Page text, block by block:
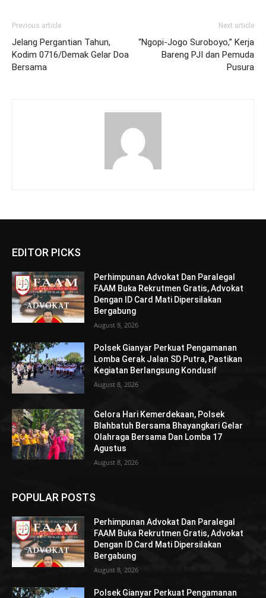
Previous article
Jelang Pergantian Tahun,
Kodim 0716/Demak Gelar Doa
Bersama
Next article
“Ngopi-Jogo Suroboyo,” Kerja
Bareng PJI dan Pemuda
Pusura
EDITOR PICKS
Perhimpunan Advokat Dan Paralegal
FAAM Buka Rekrutmen Gratis, Advokat
Dengan ID Card Mati Dipersilakan
Bergabung
August 8, 2026
Polsek Gianyar Perkuat Pengamanan
Lomba Gerak Jalan SD Putra, Pastikan
Kegiatan Berlangsung Kondusif
August 8, 2026
Gelora Hari Kemerdekaan, Polsek
Blahbatuh Bersama Bhayangkari Gelar
Olahraga Bersama Dan Lomba 17
Agustus
August 8, 2026
POPULAR POSTS
Perhimpunan Advokat Dan Paralegal
FAAM Buka Rekrutmen Gratis, Advokat
Dengan ID Card Mati Dipersilakan
Bergabung
August 8, 2026
Polsek Gianyar Perkuat Pengamanan